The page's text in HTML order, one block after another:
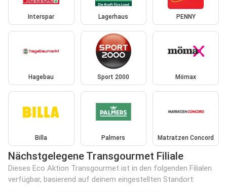
Interspar Lagerhaus PENNY
Hagebau Sport 2000 Mömax
Billa Palmers Matratzen Concord
Nächstgelegene Transgourmet Filiale
Dieses Eco Aktion Transgourmet ist in den folgenden Filialen
verfügbar, basierend auf deinem eingestellten Standort: